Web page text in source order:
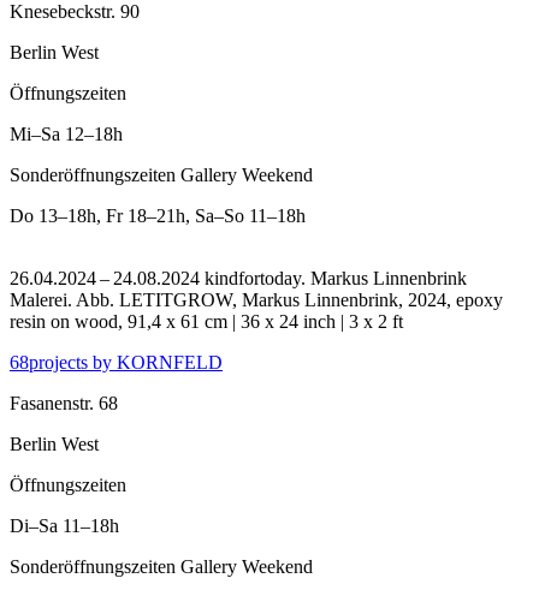
Knesebeckstr. 90
Berlin West
Öffnungszeiten
Mi–Sa 12–18h
Sonderöffnungszeiten Gallery Weekend
Do 13–18h, Fr 18–21h, Sa–So 11–18h
26.04.2024 – 24.08.2024 kindfortoday. Markus Linnenbrink
Malerei. Abb. LETITGROW, Markus Linnenbrink, 2024, epoxy
resin on wood, 91,4 x 61 cm | 36 x 24 inch | 3 x 2 ft
68projects by KORNFELD
Fasanenstr. 68
Berlin West
Öffnungszeiten
Di–Sa 11–18h
Sonderöffnungszeiten Gallery Weekend